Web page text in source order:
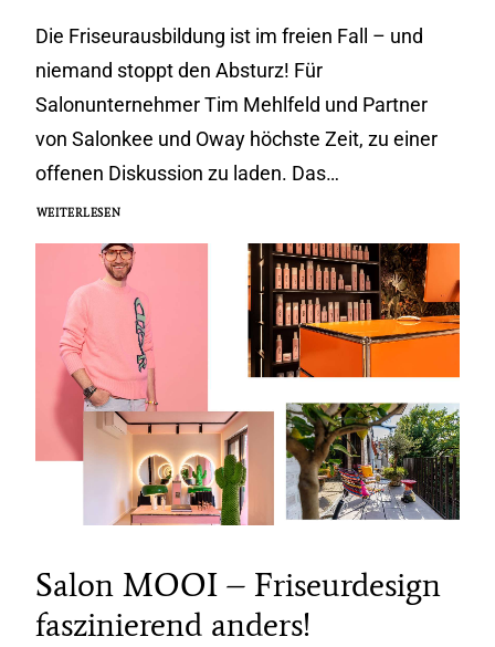
Die Friseurausbildung ist im freien Fall – und
niemand stoppt den Absturz! Für
Salonunternehmer Tim Mehlfeld und Partner
von Salonkee und Oway höchste Zeit, zu einer
offenen Diskussion zu laden. Das…
WEITERLESEN
Salon MOOI – Friseurdesign
faszinierend anders!